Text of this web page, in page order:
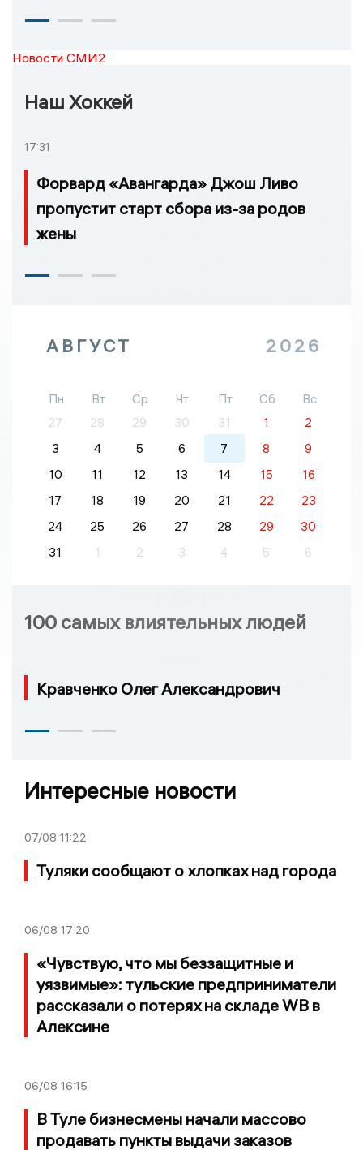
Новости СМИ2
Наш Хоккей
17:31
Форвард «Авангарда» Джош Ливо
пропустит старт сбора из-за родов
жены
АВГУСТ 2026
Пн Вт Ср Чт Пт Сб
Вс
27
28 29 30 31 1
2
3
4 5 6 7 8
9
10
11 12 13 14 15
16
17
18 19 20 21 22
23
24
25 26 27 28 29
30
31
1 2 3 4 5 6
100 самых влиятельных людей
Кравченко Олег Александрович
Интересные новости
07/08 11:22
Туляки сообщают о хлопках над города
06/08 17:20
«Чувствую, что мы беззащитные и
уязвимые»: тульские предприниматели
рассказали о потерях на складе WB в
Алексине
06/08 16:15
В Туле бизнесмены начали массово
продавать пункты выдачи заказов